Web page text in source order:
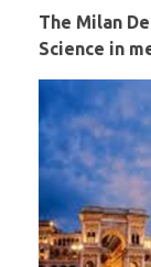
The Milan
Science in